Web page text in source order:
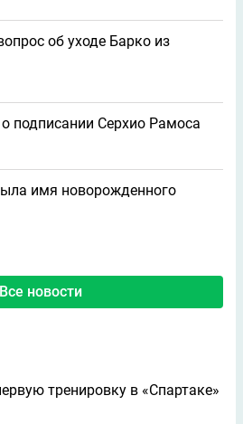
об уходе Барко из
подписании Серхио Рамоса
имя новорождeнного
Все новости
тренировку в «Спартаке»